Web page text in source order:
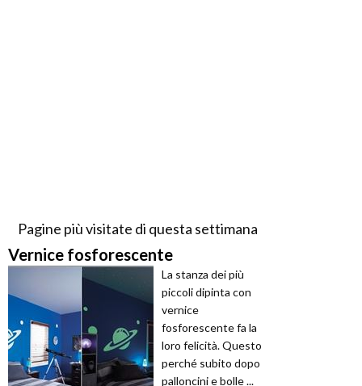
Pagine più visitate di questa settimana
Vernice fosforescente
La stanza dei più
piccoli dipinta con
vernice
fosforescente fa la
loro felicità. Questo
perché subito dopo
palloncini e bolle ...